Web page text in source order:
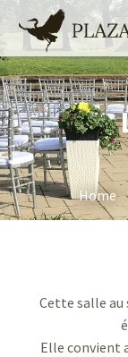
514-877-
Home
Cette salle au
Elle convient